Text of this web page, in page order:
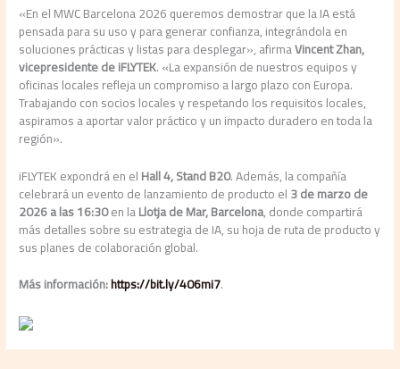
«En el MWC Barcelona 2026 queremos demostrar que la IA está
pensada para su uso y para generar confianza, integrándola en
soluciones prácticas y listas para desplegar», afirmaVincent Zhan,
vicepresidente de iFLYTEK. «La expansión de nuestros equipos y
oficinas locales refleja un compromiso a largo plazo con Europa.
Trabajando con socios locales y respetando los requisitos locales,
aspiramos a aportar valor práctico y un impacto duradero en toda la
región».
iFLYTEK expondrá en elHall 4, Stand B20. Además, la compañía
celebrará un evento de lanzamiento de producto el3 de marzo de
2026 a las 16:30en laLlotja de Mar, Barcelona, donde compartirá
más detalles sobre su estrategia de IA, su hoja de ruta de producto y
sus planes de colaboración global.
Más información:https://bit.ly/406mi7.